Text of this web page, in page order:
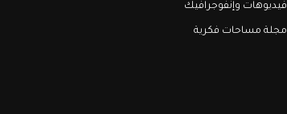
فيديوهات وإنفوجرافيك
مجلة مساحات فكرية